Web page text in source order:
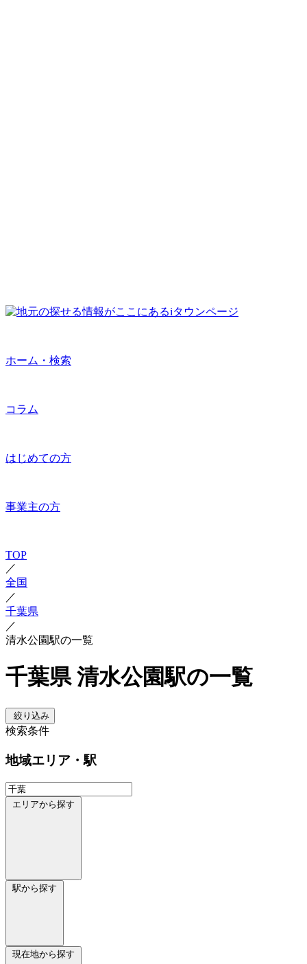
ホーム・検索
コラム
はじめての方
事業主の方
TOP
／
全国
／
千葉県
／
清水公園駅の一覧
千葉県 清水公園駅の一覧
絞り込み
検索条件
地域エリア・駅
エリアから探す
駅から探す
現在地から探す